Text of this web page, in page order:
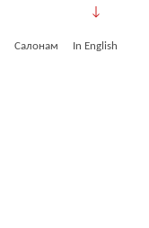
Салонам In English